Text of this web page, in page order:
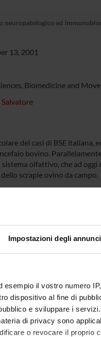
Impostazioni degli annunci
esempio il vostro numero
dispositivo al fine di
e sviluppare i
di privacy sono
o revocare il proprio
neuropatologico ed
13, 2001
Biomedicine and
dei casi di BSE italiana,
bovino.
sistema olfattivo, che ad
scrapie ovino da campo.
and managed by the